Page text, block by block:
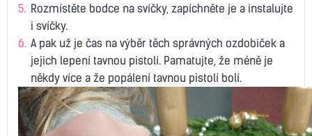
Rozmístěte bodce na svíčky, zapíchněte je a instalujte
i svíčky.
A pak už je čas na výběr těch správných ozdobiček a
jejich lepení tavnou pistolí. Pamatujte, že méně je
někdy více a že popálení tavnou pistolí bolí.